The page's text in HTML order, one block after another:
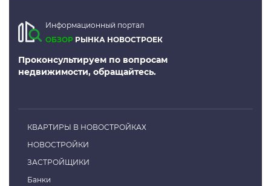
Информационный портал
ОБЗОР РЫНКА НОВОСТРОЕК
Проконсультируем по вопросам
недвижимости, обращайтесь.
КВАРТИРЫ В НОВОСТРОЙКАХ
НОВОСТРОЙКИ
ЗАСТРОЙЩИКИ
Банки